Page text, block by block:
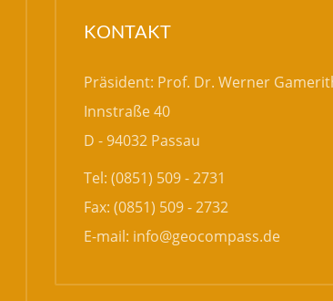
KONTAKT
Präsident: Prof. Dr. Werner
Innstraße 40
D - 94032 Passau
Tel: (0851) 509 - 2731
Fax: (0851) 509 - 2732
E-mail: info@geocompass.de